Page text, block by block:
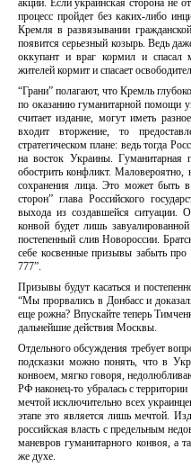
акции. Если украинская сторона не
процесс пройдет без каких-либо
Кремля в развязывании
появится серьезный козырь. Ведь
оккупант и враг кормил и спасал
жителей кормит и спасает
“Грани” полагают, что Кремль
по оказанию гуманитарной помощи
считает издание, могут иметь
входит вторжение, то
стратегическом плане: ведь тогда
на восток Украины.
обострить конфликт. Маловероятно,
сохранения лица. Это может быть
сторон” глава Российского
выхода из создавшейся ситуации.
конвой будет лишь
постепенный слив Новороссии.
себе косвенные призывы забыть
777”.
Призывы будут касаться и
“Мы прорвались в Донбасс и
еще рожна? Впускайте теперь
дальнейшие действия Москвы.
Отдельного обсуждения требует
подсказки можно понять, что в
конвоем, мягко говоря,
РФ наконец-то убралась с
мечтой исключительно всех
этапе это является лишь мечтой.
российская власть с предельным
маневров гуманитарного конвоя, а
же духе.